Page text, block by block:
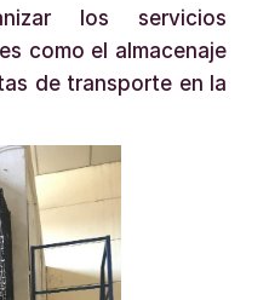
los servicios
como el almacenaje
de transporte en la